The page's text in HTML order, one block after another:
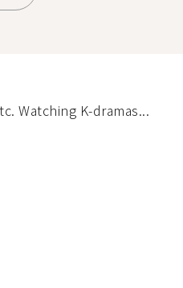
Watching K-dramas...